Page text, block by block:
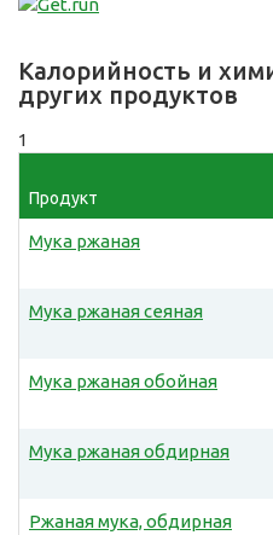
Калорийность и
других продуктов
1
Продукт
Мука ржаная
Мука ржаная сеяная
Мука ржаная обойная
Мука ржаная обдирная
Ржаная мука, обдирная